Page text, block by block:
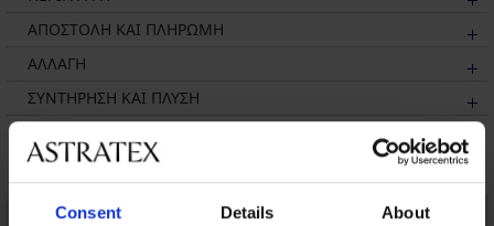
Consent Details About
ΑΠΟΣΤΟΛΗ ΚΑΙ ΠΛΗΡΩΜΗ
ΑΛΛΑΓΗ
ΣΥΝΤΗΡΗΣΗ ΚΑΙ ΠΛΥΣΗ
Μπορεί να σας αρέσει